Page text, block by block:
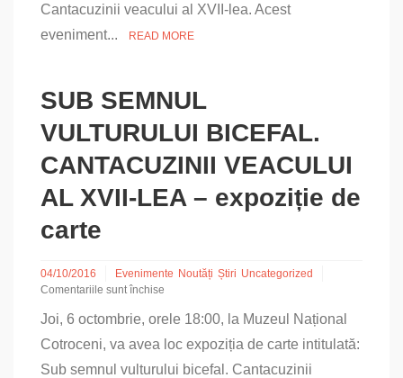
BICEFAL.
CANTACUZINII
LEA
Cantacuzinii veacului al XVII-lea. Acest
eveniment...
READ MORE
SUB SEMNUL
VULTURULUI BICEFAL.
CANTACUZINII VEACULUI
AL XVII-LEA – expoziție de
carte
04/10/2016 Evenimente Noutăți Știri Uncategorized
Comentariile sunt închise
SUB
SEMNUL
VULTURULUI
BICEFAL.
Joi, 6 octombrie, orele 18:00, la Muzeul Național
Cotroceni, va avea loc expoziția de carte intitulată:
Sub semnul vulturului bicefal. Cantacuzinii